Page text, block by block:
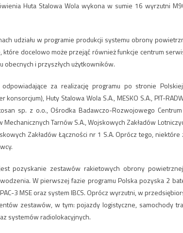
Huta Stalowa Wola wykona w sumie 16 wyrzutni
udziału w programie produkcji systemu obrony
docelowo może przejąć również funkcje centrum
obecnych i przyszłych użytkowników.
odpowiadające za realizację programu po stronie
konsorcjum), Huty Stalowa Wola S.A., MESKO S.A., PIT-
sp. z o.o., Ośrodka Badawczo-Rozwojowego
Mechanicznych Tarnów S.A., Wojskowych Zakładów
Zakładów Łączności nr 1 S.A. Oprócz tego,
pozyskanie zestawów rakietowych obrony
W pierwszej fazie programu Polska pozyska 2
3 MSE oraz system IBCS. Oprócz wyrzutni, w
zestawów, w tym: pojazdy logistyczne, samochody
systemów radiolokacyjnych.